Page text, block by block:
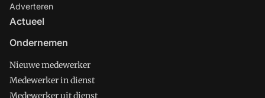
Adverteren
Actueel
Ondernemen
Nieuwe medewerker
Medewerker in dienst
Medewerker uit dienst